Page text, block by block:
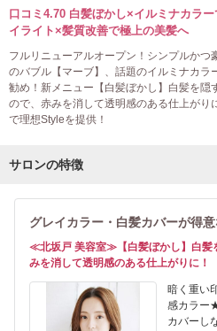
口コミ4.70 白髪ぼかし×イルミナカラ
イライト×髪質改善で極上の美髪へ
フルリニューアルオープン！シンプルか
のバブル【マーブ】、話題のイルミナカラ
勧め！新メニュー【白髪ぼかし】白髪を隠
ので、赤みを消して透明感のある仕上がり
で理想Styleを提供！
サロンの特徴
グレイカラー・白髪カバーが得
≪北坂戸 美容室≫【白髪ぼかし】白髪
みを消して透明感のある仕上がりに！
暗く重い
感カラー
カバーし